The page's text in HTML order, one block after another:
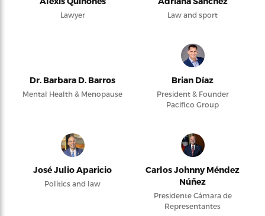
Lawyer Law and sport
Dr. Barbara D. Barros
Mental Health & Menopause
Brian Díaz
President & Founder
Pacifico Group
José Julio Aparicio
Politics and law
Carlos Johnny Méndez
Núñez
Presidente Cámara de
Representantes